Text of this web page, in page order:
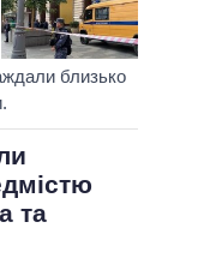
близько
та